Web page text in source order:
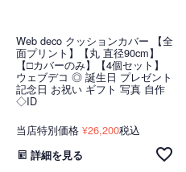
Web deco クッションカバー 【全
面プリント】【丸 直径90cm】
【□カバーのみ】【4個セット】
ウェブデコ ◎ 誕生日 プレゼント
記念日 お祝い ギフト 写真 自作
◇ID
当店特別価格 ¥26,200税込
詳細を見る